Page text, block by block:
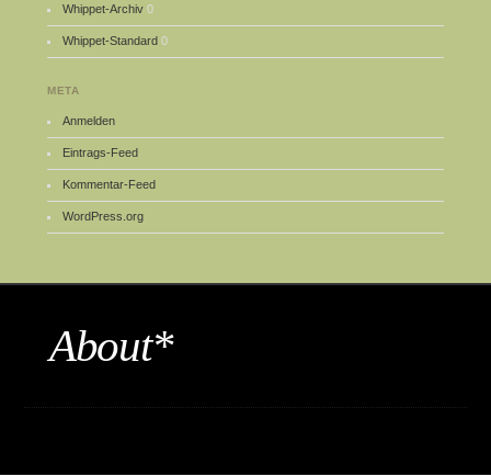
Whippet-Archiv 0
Whippet-Standard 0
META
Anmelden
Eintrags-Feed
Kommentar-Feed
WordPress.org
About*